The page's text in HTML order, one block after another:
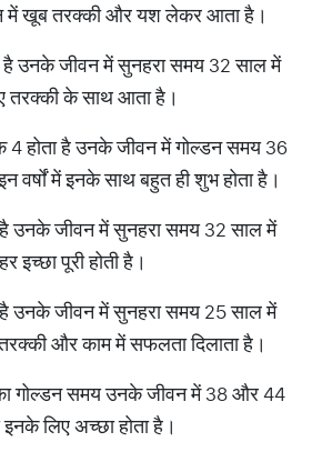
में खूब तरक्की और यश लेकर आता है।
है उनके जीवन में सुनहरा समय 32 साल में
तरक्की के साथ आता है।
4 होता है उनके जीवन में गोल्डन समय 36
में इनके साथ बहुत ही शुभ होता है।
है उनके जीवन में सुनहरा समय 32 साल में
पूरी होती है।
उनके जीवन में सुनहरा समय 25 साल में
और काम में सफलता दिलाता है।
गोल्डन समय उनके जीवन में 38 और 44
लिए अच्छा होता है।